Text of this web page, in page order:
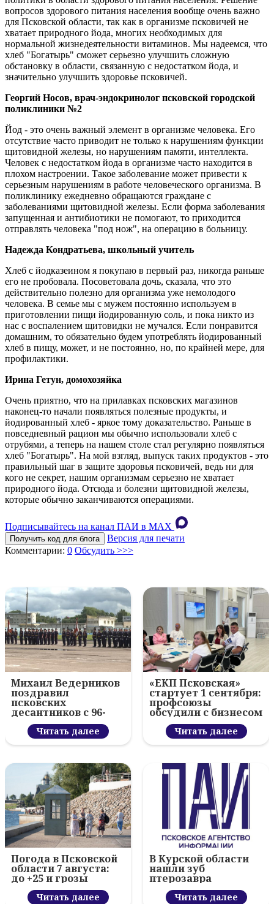
вопросов здорового питания населения вообще очень важно
для Псковской области, так как в организме псковичей не
хватает природного йода, многих необходимых для
нормальной жизнедеятельности витаминов. Мы надеемся, что
хлеб "Богатырь" сможет серьезно улучшить сложную
обстановку в области, связанную с недостатком йода, и
значительно улучшить здоровье псковичей.
Георгий Носов, врач-эндокринолог псковской городской
поликлиники №2
Йод - это очень важный элемент в организме человека. Его
отсутствие часто приводит не только к нарушениям функции
щитовидной железы, но нарушениям памяти, интеллекта.
Человек с недостатком йода в организме часто находится в
плохом настроении. Такое заболевание может привести к
серьезным нарушениям в работе человеческого организма. В
поликлинику ежедневно обращаются граждане с
заболеваниями щитовидной железы. Если форма заболевания
запущенная и антибиотики не помогают, то приходится
отправлять человека "под нож", на операцию в больницу.
Надежда Кондратьева, школьный учитель
Хлеб с йодказеином я покупаю в первый раз, никогда раньше
его не пробовала. Посоветовала дочь, сказала, что это
действительно полезно для организма уже немолодого
человека. В семье мы с мужем постоянно используем в
приготовлении пищи йодированную соль, и пока никто из
нас с воспалением щитовидки не мучался. Если понравится
домашним, то обязательно будем употреблять йодированный
хлеб в пищу, может, и не постоянно, но, по крайней мере, для
профилактики.
Ирина Гетун, домохозяйка
Очень приятно, что на прилавках псковских магазинов
наконец-то начали появляться полезные продукты, и
йодированный хлеб - яркое тому доказательство. Раньше в
повседневный рацион мы обычно использовали хлеб с
отрубями, а теперь на нашем столе стал регулярно появляться
хлеб "Богатырь". На мой взгляд, выпуск таких продуктов - это
правильный шаг в защите здоровья псковичей, ведь ни для
кого не секрет, нашим организмам серьезно не хватает
природного йода. Отсюда и болезни щитовидной железы,
которые обычно заканчиваются операциями.
Подписывайтесь на канал ПАИ в MAХ
Получить код для блога
Версия для печати
Комментарии: 0 Обсудить >>>
Михаил Ведерников
поздравил
псковских
десантников с 96-
летием ВДВ и
вручил награды
Читать далее
«ЕКП Псковская»
стартует 1 сентября:
профсоюзы
обсудили с бизнесом
новый цифровой
проектЧитать далее
Погода в Псковской
области 7 августа:
до +25 и грозы
Читать далее
В Курской области
нашли зуб
птерозавра
Читать далее